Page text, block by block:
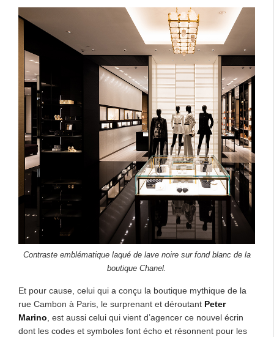
Contraste emblématique laqué de lave noire sur fond blanc de la
boutique Chanel.
Et pour cause, celui qui a conçu la boutique mythique de la
rue Cambon à Paris, le surprenant et déroutant Peter
Marino , est aussi celui qui vient d’agencer ce nouvel écrin
dont les codes et symboles font écho et résonnent pour les